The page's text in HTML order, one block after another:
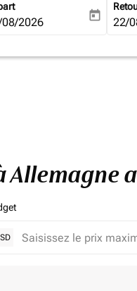
departure-date-
08/2026 today fc-
22/